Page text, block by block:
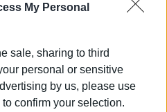
My Personal
sale, sharing to third
personal or sensitive
by us, please use
confirm your selection.